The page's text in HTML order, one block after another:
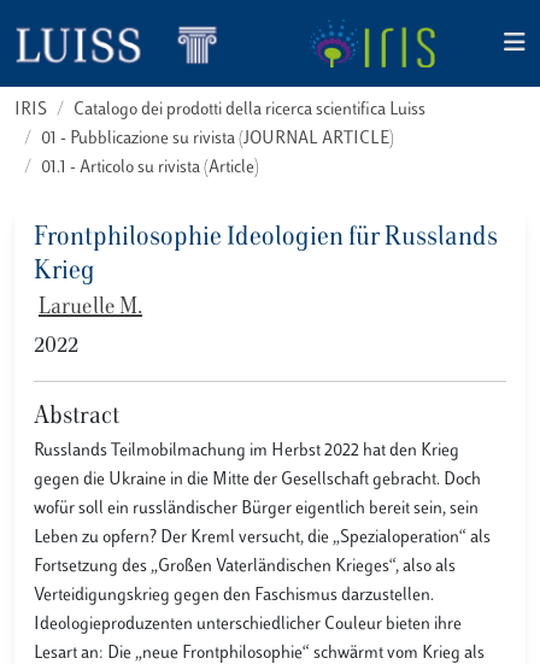
IRIS
Catalogo dei prodotti della ricerca scientifica Luiss
01 - Pubblicazione su rivista (JOURNAL ARTICLE)
01.1 - Articolo su rivista (Article)
Frontphilosophie Ideologien für Russlands
Krieg
Laruelle M.
2022
Abstract
Russlands Teilmobilmachung im Herbst 2022 hat den Krieg
gegen die Ukraine in die Mitte der Gesellschaft gebracht. Doch
wofür soll ein russländischer Bürger eigentlich bereit sein, sein
Leben zu opfern? Der Kreml versucht, die „Spezialoperation“ als
Fortsetzung des „Großen Vaterländischen Krieges“, also als
Verteidigungskrieg gegen den Faschismus darzustellen.
Ideologieproduzenten unterschiedlicher Couleur bieten ihre
Lesart an: Die „neue Frontphilosophie“ schwärmt vom Krieg als